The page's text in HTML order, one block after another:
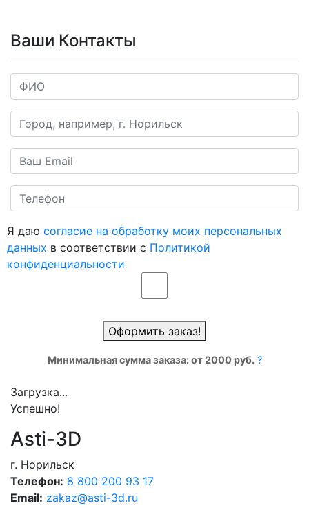
Ваши Контакты
Я даю согласие на обработку моих персональных
данных в соответствии с Политикой
конфиденциальности
Оформить заказ!
Минимальная сумма заказа: от 2000 руб. ?
Загрузка...
Успешно!
Asti-3D
г. Норильск
Телефон: 8 800 200 93 17
Email: zakaz@asti-3d.ru